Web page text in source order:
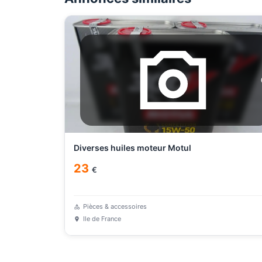
Diverses huiles moteur Motul
23 €
Pièces & accessoires
Ile de France